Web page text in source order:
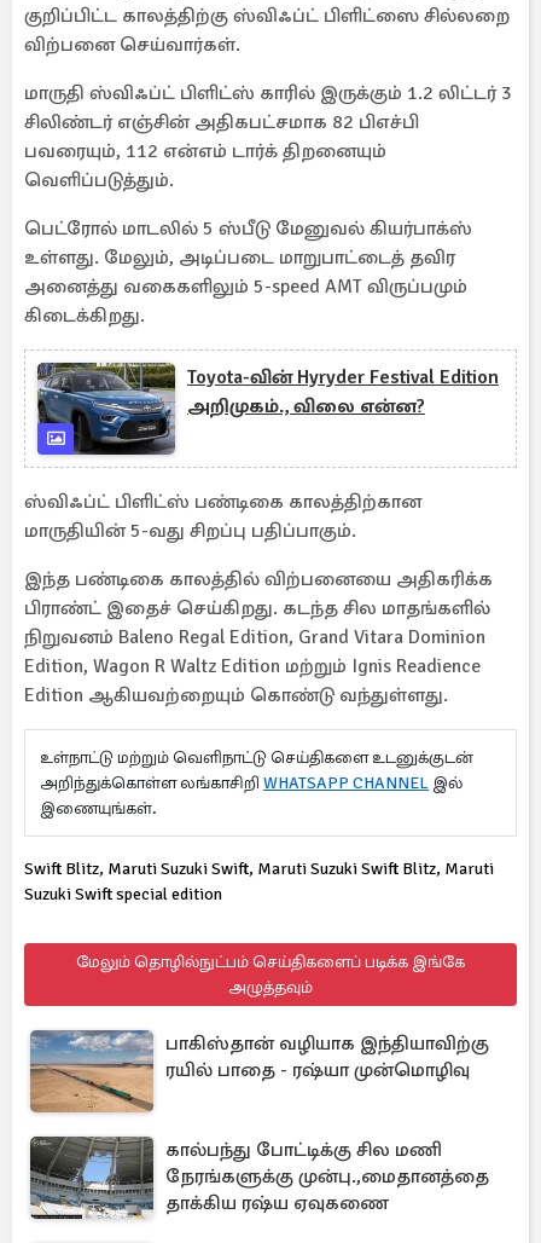
குறிப்பிட்ட காலத்திற்கு ஸ்விஃப்ட் பிளிட்ஸை சில்லறை
விற்பனை செய்வார்கள்.
மாருதி ஸ்விஃப்ட் பிளிட்ஸ் காரில் இருக்கும் 1.2 லிட்டர் 3
சிலிண்டர் எஞ்சின் அதிகபட்சமாக 82 பிஎச்பி
பவரையும், 112 என்எம் டார்க் திறனையும்
வெளிப்படுத்தும்.
பெட்ரோல் மாடலில் 5 ஸ்பீடு மேனுவல் கியர்பாக்ஸ்
உள்ளது. மேலும், அடிப்படை மாறுபாட்டைத் தவிர
அனைத்து வகைகளிலும் 5-speed AMT விருப்பமும்
கிடைக்கிறது.
Toyota-வின் Hyryder Festival Edition
அறிமுகம்., விலை என்ன?
ஸ்விஃப்ட் பிளிட்ஸ் பண்டிகை காலத்திற்கான
மாருதியின் 5-வது சிறப்பு பதிப்பாகும்.
இந்த பண்டிகை காலத்தில் விற்பனையை அதிகரிக்க
பிராண்ட் இதைச் செய்கிறது. கடந்த சில மாதங்களில்
நிறுவனம் Baleno Regal Edition, Grand Vitara Dominion
Edition, Wagon R Waltz Edition மற்றும் Ignis Readience
Edition ஆகியவற்றையும் கொண்டு வந்துள்ளது.
உள்நாட்டு மற்றும் வெளிநாட்டு செய்திகளை உடனுக்குடன்
அறிந்துக்கொள்ள லங்காசிறி WHATSAPP CHANNEL இல்
இணையுங்கள்.
Swift Blitz, Maruti Suzuki Swift, Maruti Suzuki Swift Blitz, Maruti
Suzuki Swift special edition
மேலும் தொழில்நுட்பம் செய்திகளைப் படிக்க இங்கே
அழுத்தவும்
பாகிஸ்தான் வழியாக இந்தியாவிற்கு
ரயில் பாதை - ரஷ்யா முன்மொழிவு
கால்பந்து போட்டிக்கு சில மணி
நேரங்களுக்கு முன்பு.,மைதானத்தை
தாக்கிய ரஷ்ய ஏவுகணை